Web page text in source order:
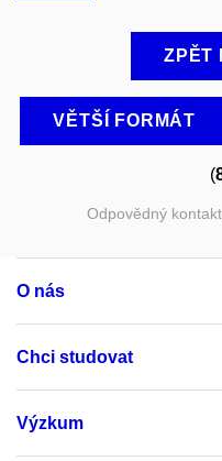
ZPĚT
VĚTŠÍ FORMÁT
(
Odpovědný
O nás
Chci studovat
Výzkum